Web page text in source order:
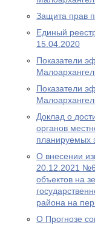
Защита прав
Единый
15.04.2020
Показатели
Показатели
Доклад о
органов
планируемых
О внесении
20.12.2021
объектов на
района на
О Прогнозе